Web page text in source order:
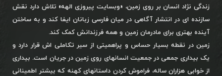
زندگی نژاد انسان بر روی زمین، «وبسایت پیروزی الهه» تلاش دارد نقش
سازنده ای در انتشار آگاهی در میان فارسی زبانان ایفا کند و به ساختن
آینده بهتری برای مادرمان زمین و همه فرزندانش کمک کند.
زمین در نقطه بسیار حساس و پراهمیتی از سیر تکاملی اش قرار دارد و
یک بیداری جمعی در جمعیت انسانهای روی زمین در جریان است. بیداری
از خوابی هزاران ساله، فراموش کردن داستانهای کهنه که بیشتر اطمینانی